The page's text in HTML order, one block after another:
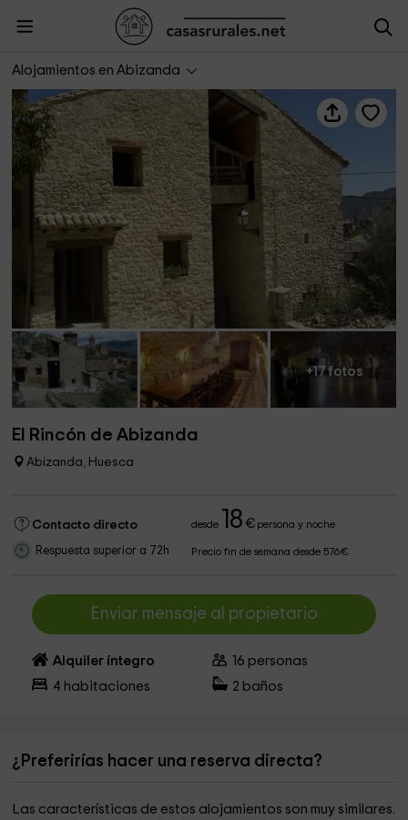
Alojamientos en Abizanda
El Rincón de Abizanda
+17 fotos
El Rincón de Abizanda
Abizanda, Huesca
Contacto directo desde 18 €persona y noche
Respuesta superior a 72h Precio fin de semana desde 576€
Enviar mensaje al propietario
Alquiler íntegro 16 personas
4 habitaciones 2 baños
¿Preferirías hacer una reserva directa?
Las características de estos alojamientos son muy similares.